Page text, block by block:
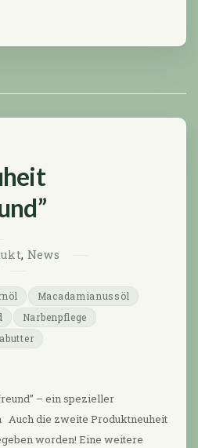
, News
Macadamianussöl
Narbenpflege
– ein spezieller
Auch die zweite Produktneuheit
worden! Eine weitere